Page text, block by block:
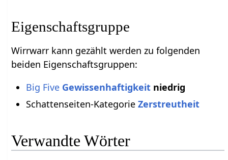
Eigenschaftsgruppe
Wirrwarr kann gezählt werden zu folgenden
beiden Eigenschaftsgruppen:
Big Five Gewissenhaftigkeitniedrig
Schattenseiten-Kategorie Zerstreutheit
Verwandte Wörter